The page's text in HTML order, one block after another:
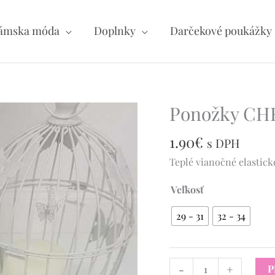
móda Doplnky Darčekové poukážky
Ponožky
1.90€ s DPH
Teplé vianočné
Veľkosť
29 - 31 32 - 34
-
množstvo
Ponožky
CHRISTMAS
-
+